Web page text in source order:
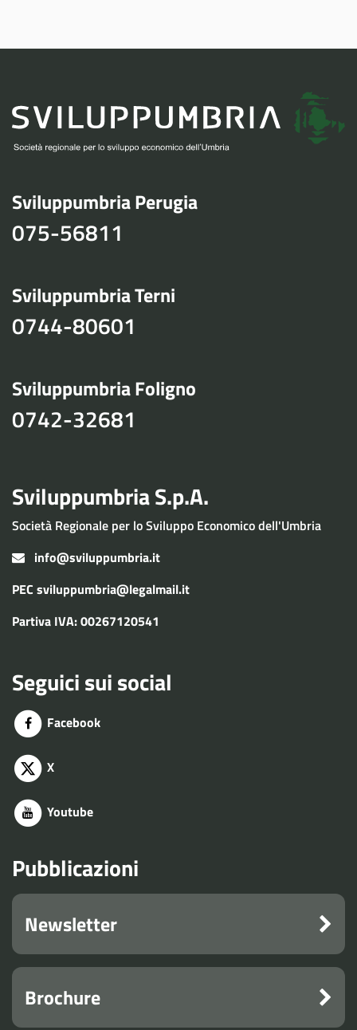
Sviluppumbria Perugia
075-56811
Sviluppumbria Terni
0744-80601
Sviluppumbria Foligno
0742-32681
Sviluppumbria S.p.A.
Società Regionale per lo Sviluppo Economico dell'Umbria
info@sviluppumbria.it
PEC sviluppumbria@legalmail.it
Partiva IVA: 00267120541
Seguici sui social
Facebook
X
Youtube
Pubblicazioni
Newsletter
Brochure